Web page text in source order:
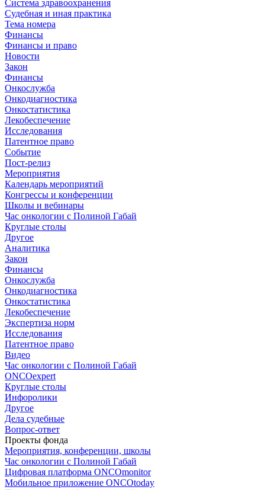
Система здравоохранения
Судебная и иная практика
Тема номера
Финансы
Финансы и право
Новости
Закон
Финансы
Онкослужба
Онкодиагностика
Онкостатистика
Лекобеспечение
Исследования
Патентное право
Событие
Пост-релиз
Мероприятия
Календарь мероприятий
Конгрессы и конференции
Школы и вебинары
Час онкологии с Полиной Габай
Круглые столы
Другое
Аналитика
Закон
Финансы
Онкослужба
Онкодиагностика
Онкостатистика
Лекобеспечение
Экспертиза норм
Исследования
Патентное право
Видео
Час онкологии с Полиной Габай
ONCOexpert
Круглые столы
Инфоролики
Другое
Дела судебные
Вопрос-ответ
Проекты фонда
Мероприятия, конференции, школы
Час онкологии с Полиной Габай
Цифровая платформа ONCOmonitor
Мобильное приложение ONCOtoday